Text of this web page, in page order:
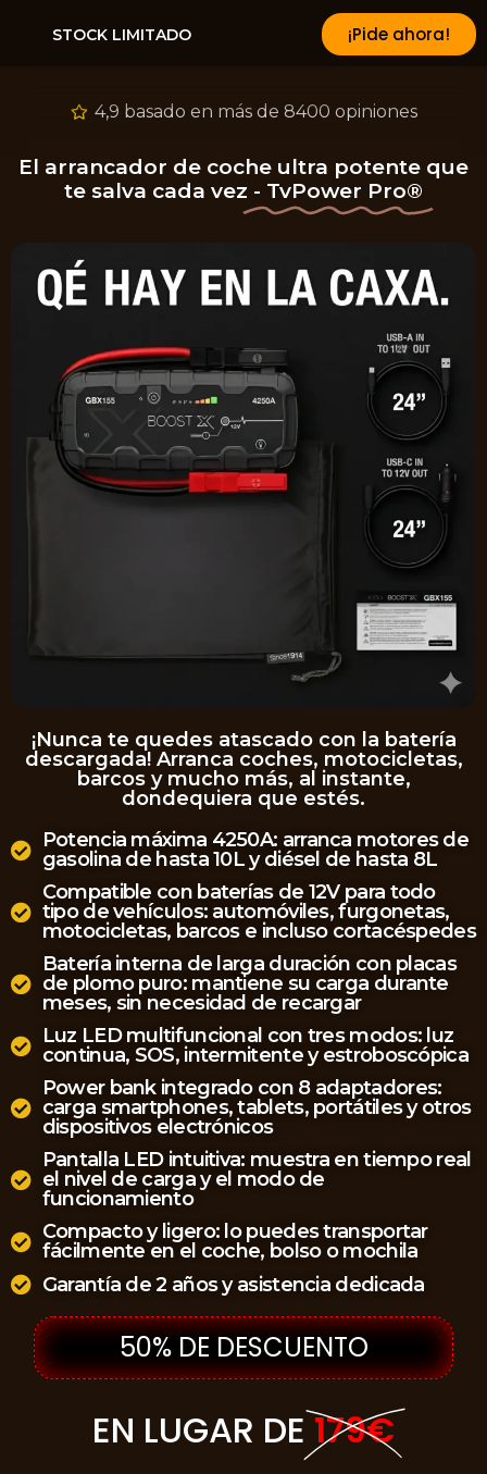
STOCK LIMITADO ¡Pide ahora!
4,9 basado en más de 8400 opiniones
El arrancador de coche ultra potente que
te salva cada vez - TvPower Pro®
¡Nunca te quedes atascado con la batería
descargada! Arranca coches, motocicletas,
barcos y mucho más, al instante,
dondequiera que estés.
Potencia máxima 4250A: arranca motores de
gasolina de hasta 10L y diésel de hasta 8L
Compatible con baterías de 12V para todo
tipo de vehículos: automóviles, furgonetas,
motocicletas, barcos e incluso cortacéspedes
Batería interna de larga duración con placas
de plomo puro: mantiene su carga durante
meses, sin necesidad de recargar
Luz LED multifuncional con tres modos: luz
continua, SOS, intermitente y estroboscópica
Power bank integrado con 8 adaptadores:
carga smartphones, tablets, portátiles y otros
dispositivos electrónicos
Pantalla LED intuitiva: muestra en tiempo real
el nivel de carga y el modo de
funcionamiento
Compacto y ligero: lo puedes transportar
fácilmente en el coche, bolso o mochila
Garantía de 2 años y asistencia dedicada
50% DE DESCUENTO
EN LUGAR DE 179€